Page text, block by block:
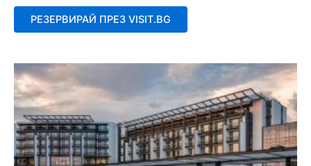
0
РЕЗЕРВИРАЙ ПРЕЗ VISIT.BG